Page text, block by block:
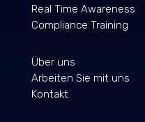
Real Time Awareness
Compliance Training
Über uns
Arbeiten Sie mit uns
Kontakt